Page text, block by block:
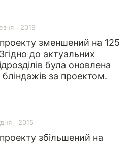
2019
зменшений на 125
до актуальних
була оновлена
бліндажів за проектом.
2015
збільшений на